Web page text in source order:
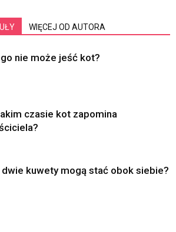
WIĘCEJ OD AUTORA
nie może jeść kot?
czasie kot zapomina
dwie kuwety mogą stać obok siebie?